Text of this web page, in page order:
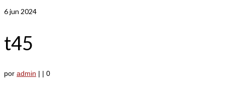
6jun 2024
t45
por admin | | 0